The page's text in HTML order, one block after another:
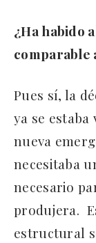
¿Ha habido
comparable
Pues sí, la
ya se
nueva
necesitaba
necesario
produjera.
estructural